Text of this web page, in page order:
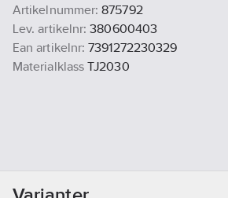
Artikelnummer: 875792
Lev. artikelnr: 380600403
Ean artikelnr: 7391272230329
Materialklass TJ2030